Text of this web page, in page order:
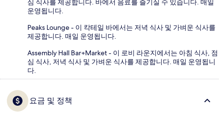
심 식사를 제공합니다. 바에서 음료를 즐기실 수 있습니다. 매일
운영됩니다.
Peaks Lounge - 이 칵테일 바에서는 저녁 식사 및 가벼운 식사를
제공합니다. 매일 운영됩니다.
Assembly Hall Bar+Market - 이 로비 라운지에서는 아침 식사, 점
심 식사, 저녁 식사 및 가벼운 식사를 제공합니다. 매일 운영됩니
다.
요금 및 정책